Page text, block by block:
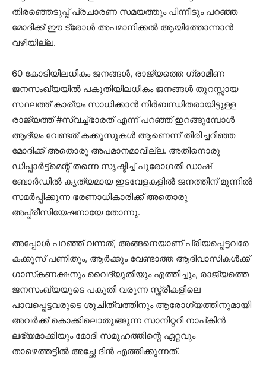
തിരഞ്ഞെടുപ്പ് പ്രചാരണ സമയത്തും പിന്നീടും പറഞ്ഞ
മോദിക്ക് ഈ ട്രോൾ അപമാനിക്കൽ ആയിത്തോന്നാൻ
വഴിയില്ല.
60 കോടിയിലധികം ജനങ്ങൾ, രാജ്യത്തെ ഗ്രാമീണ
ജനസംഖ്യയിൽ പകുതിയിലധികം ജനങ്ങൾ തുറസ്സായ
സ്ഥലത്ത് കാര്യം സാധിക്കാൻ നിർബന്ധിതരായിട്ടുള്ള
രാജ്യത്ത് #സ്വച്ച്ഭാരത് എന്ന് പറഞ്ഞ് ഇറങ്ങുമ്പോൾ
ആദ്യം വേണ്ടത് കക്കൂസുകൾ ആണെന്ന് തിരിച്ചറിഞ്ഞ
മോദിക്ക് അതൊരു അപമാനമാവില്ല. അതിനൊരു
ഡിപ്പാർട്ട്മെന്റ് തന്നെ സൃഷ്ടിച്ച് പുരോഗതി ഡാഷ്
ബോർഡിൽ കൃത്യമായ ഇടവേളകളിൽ ജനത്തിന് മുന്നിൽ
സമർപ്പിക്കുന്ന ഭരണാധികാരിക്ക് അതൊരു
അപ്പ്രീസിയേഷനായേ തോന്നൂ.
അപ്പോൾ പറഞ്ഞ് വന്നത്, അങ്ങനെയാണ് പ്രിയപ്പെട്ടവരേ
കക്കൂസ് പണിതും, ആർക്കും വേണ്ടാത്ത ആദിവാസികൾക്ക്
ഗാസ്‌കണക്ഷനും വൈദ്യുതിയും എത്തിച്ചും, രാജ്യത്തെ
ജനസംഖ്യയുടെ പകുതി വരുന്ന സ്ത്രീകളിലെ
പാവപ്പെട്ടവരുടെ ശുചിത്വത്തിനും ആരോഗ്യത്തിനുമായി
അവർക്ക് കൊക്കിലൊതുങ്ങുന്ന സാനിറ്ററി നാപ്കിൻ
ലഭ്യമാക്കിയും മോദി സമൂഹത്തിന്റെ ഏറ്റവും
താഴെത്തട്ടിൽ അച്ഛേ ദിൻ എത്തിക്കുന്നത്.